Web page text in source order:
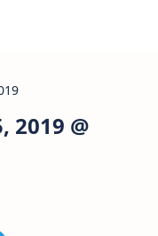
2019 @